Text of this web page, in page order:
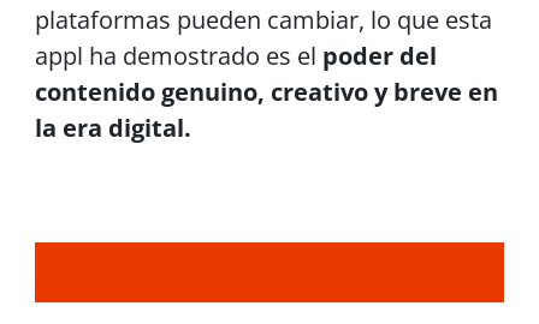
plataformas pueden cambiar, lo que esta
appl ha demostrado es el poder del
contenido genuino, creativo y breve en
la era digital.